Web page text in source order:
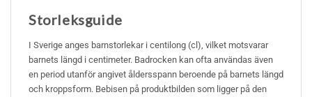
Storleksguide
I Sverige anges barnstorlekar i centilong (cl), vilket motsvarar
barnets längd i centimeter. Badrocken kan ofta användas även
en period utanför angivet åldersspann beroende på barnets längd
och kroppsform. Bebisen på produktbilden som ligger på den